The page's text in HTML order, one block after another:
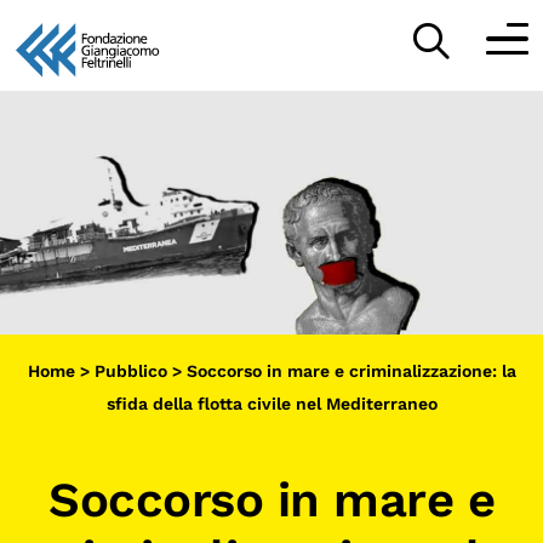
contenuto
Scopri
Collabora
Sostieni
App
LA FONDAZIONE
Home> Pubblico> Soccorso in mare e criminalizzazione: la
sfida della flotta civile nel Mediterraneo
Soccorso in mare e